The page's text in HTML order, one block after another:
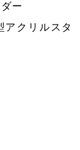
ー
アクリルスタ